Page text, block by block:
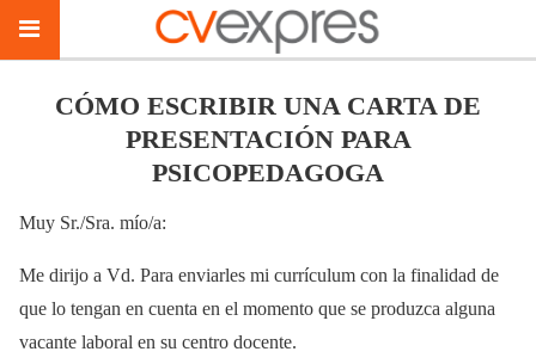
CÓMO ESCRIBIR UNA CARTA DE
PRESENTACIÓN PARA
PSICOPEDAGOGA
Muy Sr./Sra. mío/a:
Me dirijo a Vd. Para enviarles mi currículum con la finalidad de
que lo tengan en cuenta en el momento que se produzca alguna
vacante laboral en su centro docente.